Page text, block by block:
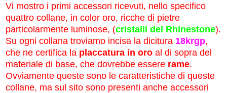
Vi mostro i primi accessori ricevuti, nello specifico
quattro collane, in color oro, ricche di pietre
particolarmente luminose, (cristalli del Rhinestone).
Su ogni collana troviamo incisa la dicitura 18krgp,
che ne certifica la placcatura in oro al di sopra del
materiale di base, che dovrebbe essere rame.
Ovviamente queste sono le caratteristiche di queste
collane, ma sul sito sono presenti anche accessori